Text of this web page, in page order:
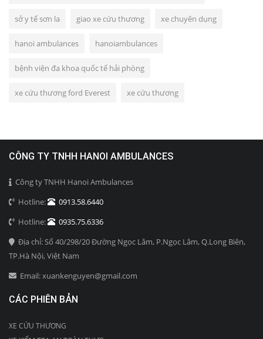
sở y tế sơn la giao xe cứu thương xe chuyên dụng
hanoi ambulances hanoiambulances
bệnh viện đa khoa quốc tế hải phòng
xe cứu thương ford Everest xe cứu thương
CÔNG TY TNHH HANOI AMBULANCES
Công ty TNHH Hanoi Ambulances
Hotline:
0913.58.6440
Hotline:
0935.75.6336
Địa chỉ: Số 40/298/20 Đường Ngọc Lâm, P.Ngọc Lâm, Q.Long Biên,
TP.Hà Nội, Việt Nam
Email: xuankenguyen@gmail.com
CÁC PHIÊN BẢN
XE CỨU THƯƠNG